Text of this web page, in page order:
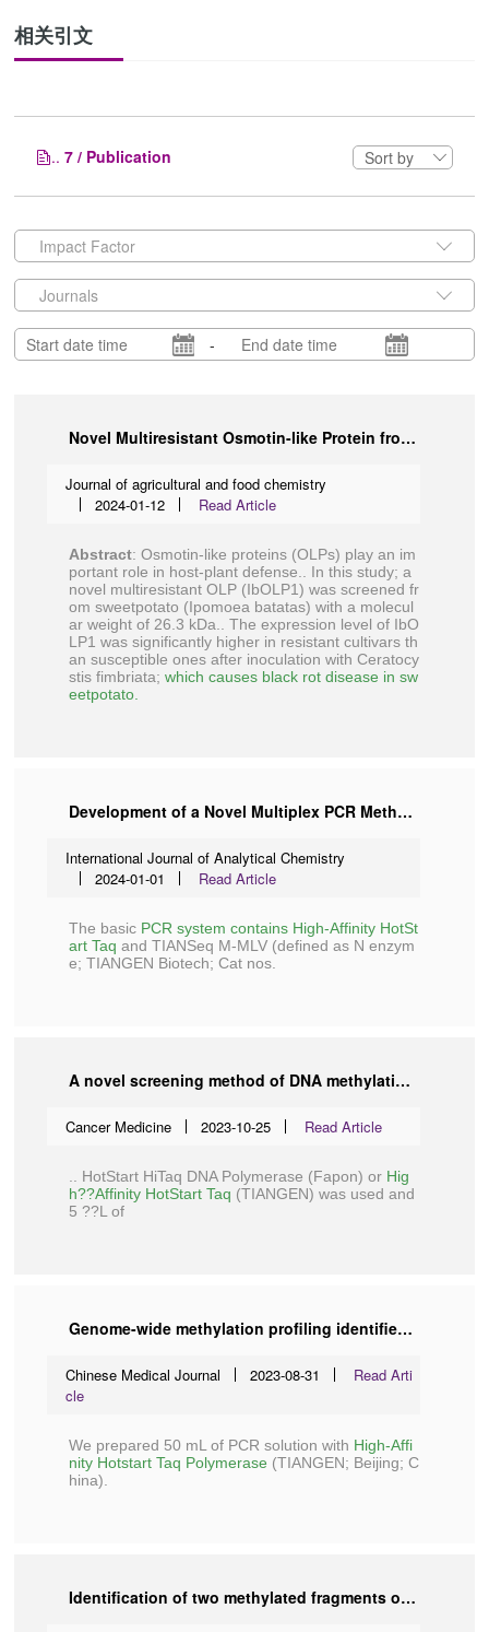
相关引文
..7 / Publication Sort by
Impact Factor
Journals
-
Novel Multiresistant Osmotin-like Protein from Sweetpotato as a Promising Biofungicide to Control Ceratocystis fimbriata by Destroying Spores through Accumulation of Reactive Oxygen Species.
Journal of agricultural and food chemistry
2024-01-12
Read Article
Abstract: Osmotin-like proteins (OLPs) play an im
portant role in host-plant defense.. In this study; a
novel multiresistant OLP (IbOLP1) was screened fr
om sweetpotato (Ipomoea batatas) with a molecul
ar weight of 26.3 kDa.. The expression level of IbO
LP1 was significantly higher in resistant cultivars th
an susceptible ones after inoculation with Ceratocy
stis fimbriata; which causes black rot disease in sw
eetpotato.
Development of a Novel Multiplex PCR Method for the Rapid Detection of SARS-CoV-2, Influenza A Virus, and Influenza B Virus
International Journal of Analytical Chemistry
2024-01-01
Read Article
The basic PCR system contains High-Affinity HotSt
art Taq and TIANSeq M-MLV (defined as N enzym
e;TIANGEN Biotech; Cat nos.
A novel screening method of DNA methylation biomarkers helps to improve the detection of colorectal cancer and precancerous lesions
Cancer Medicine 2023-10-25 Read Article
.. HotStart HiTaq DNA Polymerase (Fapon) or Hig
h??Affinity HotStart Taq (TIANGEN) was used and
5 ??L of
Genome-wide methylation profiling identified methylated KCNA3 and OTOP2 as promising diagnostic markers for esophageal squamous cell carcinoma
Chinese Medical Journal 2023-08-31
Read Arti
cle
We prepared 50 mL of PCR solution with High-Affi
nity Hotstart Taq Polymerase (TIANGEN; Beijing; C
hina).
Identification of two methylated fragments of an SDC2 CpG island using a sliding window technique for early detection of colorectal cancer